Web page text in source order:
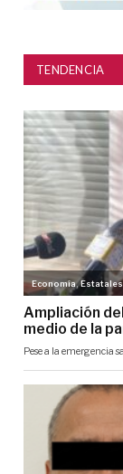
TENDENCIA